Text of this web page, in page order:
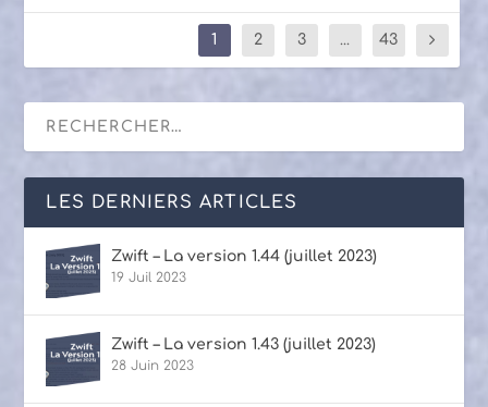
1 2 3 ... 43
LES DERNIERS ARTICLES
Zwift – La version 1.44 (juillet 2023)
19 Juil 2023
Zwift – La version 1.43 (juillet 2023)
28 Juin 2023